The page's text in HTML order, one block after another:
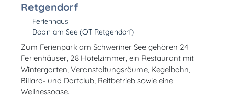
Retgendorf
Ferienhaus
Dobin am See (OT Retgendorf)
Zum Ferienpark am Schweriner See gehören 24
Ferienhäuser, 28 Hotelzimmer, ein Restaurant mit
Wintergarten, Veranstaltungsräume, Kegelbahn,
Billard- und Dartclub, Reitbetrieb sowie eine
Wellnessoase.